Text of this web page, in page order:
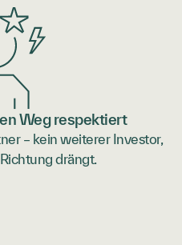
Weg respektiert
– kein weiterer Investor,
drängt.